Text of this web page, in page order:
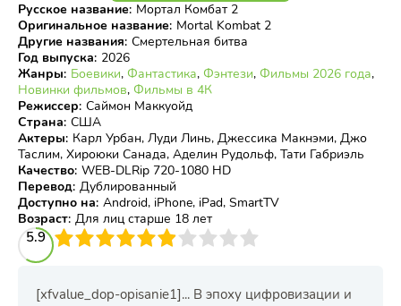
Русское название: Мортал Комбат 2
Оригинальное название: Mortal Kombat 2
Другие названия: Смертельная битва
Год выпуска: 2026
Жанры: Боевики, Фантастика, Фэнтези, Фильмы 2026 года,
Новинки фильмов, Фильмы в 4К
Режиссер: Саймон Маккуойд
Страна: США
Актеры: Карл Урбан, Луди Линь, Джессика Макнэми, Джо
Таслим, Хироюки Санада, Аделин Рудольф, Тати Габриэль
Качество: WEB-DLRip 720-1080 HD
Перевод: Дублированный
Доступно на: Android, iPhone, iPad, SmartTV
Возраст: Для лиц старше 18 лет
5.9
4 5 6 7 8 9 10
[xfvalue_dop-opisanie1]... В эпоху цифровизации и